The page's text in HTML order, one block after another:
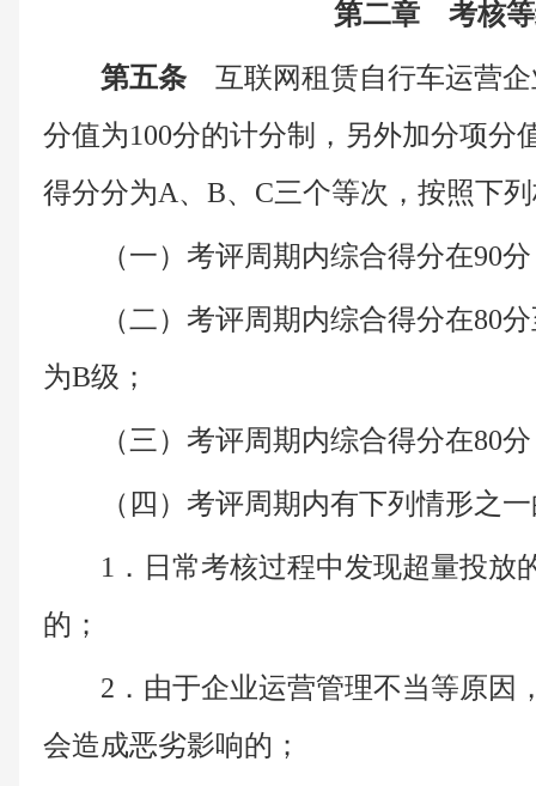
第二章 考核
第五条 互联网租赁自行车运营
分值为100分的计分制，另外加分项分
得分分为A、B、C三个等次，按照下
（一）考评周期内综合得分在90
（二）考评周期内综合得分在80
为B级；
（三）考评周期内综合得分在80
（四）考评周期内有下列情形之
1．日常考核过程中发现超量投放
的；
2．由于企业运营管理不当等原因
会造成恶劣影响的；